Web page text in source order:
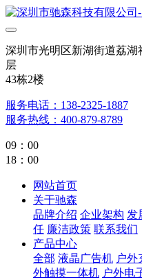
深圳市光明区新湖街道荔湖
层
43栋2楼
服务电话：138-2325-1887
服务热线：400-879-8789
09：00
18：00
网站首页
关于驰森
品牌介绍 企业架构 发
任 廉洁政策 联系我们
产品中心
全部 液晶广告机 户外
外触摸一体机 户外电